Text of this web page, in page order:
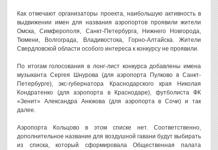
Как отмечают организаторы проекта, наибольшую активность в
выдвижении имен для названия аэропортов проявили жители
Омска, Симферополя, Санкт-Петербурга, Нижнего Новгорода,
Тюмени, Волгограда, Владивостока, Горно-Алтайска. Жители
Свердловской области особого интереса к конкурсу не проявили.
По итогам голосования в лонг-лист конкурса добавлены имена
музыканта Сергея Шнурова (для аэропорта Пулково в Санкт-
Петербурге), экс-губернатора Краснодарского края Николая
Кондратенко (для аэропорта в Краснодаре), футболиста ФК
«Зенит» Александра Анюкова (для аэропорта в Сочи) и так
далее.
Аэропорта Кольцово в этом списке нет. Соответственно,
дополнительное название для воздушной гавани будут выбирать
из списка, который сформировала Общественная палата